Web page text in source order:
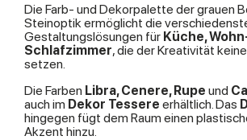
Die Farb- und Dekorpalette der grauen
Steinoptik ermöglicht die
Gestaltungslösungen für Küche,
Schlafzimmer, die der Kreativität
setzen.
Die Farben Libra, Cenere, Rupe und
auch im Dekor Tessere erhältlich. Das
hingegen fügt dem Raum einen
Akzent hinzu.